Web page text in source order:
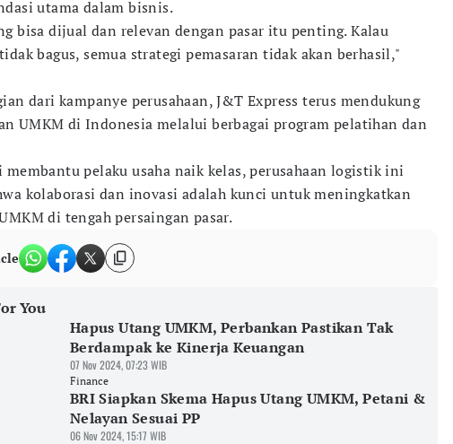
utama dalam bisnis.
bisa dijual dan relevan dengan pasar itu penting. Kalau
bagus, semua strategi pemasaran tidak akan berhasil,"
dari kampanye perusahaan, J&T Express terus mendukung
UMKM di Indonesia melalui berbagai program pelatihan dan
membantu pelaku usaha naik kelas, perusahaan logistik ini
kolaborasi dan inovasi adalah kunci untuk meningkatkan
di tengah persaingan pasar.
You
Hapus Utang UMKM, Perbankan Pastikan Tak
Berdampak ke Kinerja Keuangan
07 Nov 2024, 07:23 WIB
Finance
BRI Siapkan Skema Hapus Utang UMKM, Petani &
Nelayan Sesuai PP
06 Nov 2024, 15:17 WIB